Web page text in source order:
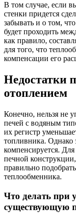
В том случае, если
стенки придется
забывать и о том,
будет проходить
как правило,
для того, что
компенсации его
Недостатки
отоплением
Конечно, нельзя не
печей с водяным
их регистр
топливника. Однако
компенсируется. Для
печной
правильно
теплообменника.
Что делать при
существующую